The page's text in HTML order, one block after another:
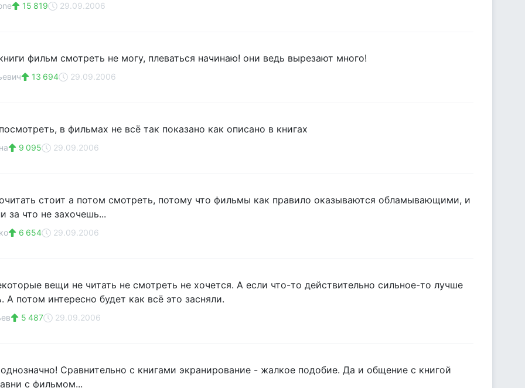
15 819 29.09.2006
фильм смотреть не могу, плеваться начинаю! они ведь вырезают много!
13 694 29.09.2006
в фильмах не всё так показано как описано в книгах
9 095 29.09.2006
стоит а потом смотреть, потому что фильмы как правило оказываются обламывающими, и
за что не захочешь...
6 654 29.09.2006
вещи не читать не смотреть не хочется. А если что-то действительно сильное-то лучше
А потом интересно будет как всё это засняли.
5 487 29.09.2006
Сравнительно с книгами экранирование - жалкое подобие. Да и общение с книгой
с фильмом...